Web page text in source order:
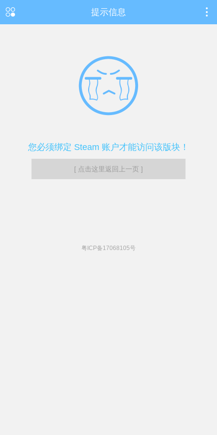
提示信息
您必须绑定 Steam 账户才能访问该版块！
[ 点击这里返回上一页 ]
粤ICP备17068105号